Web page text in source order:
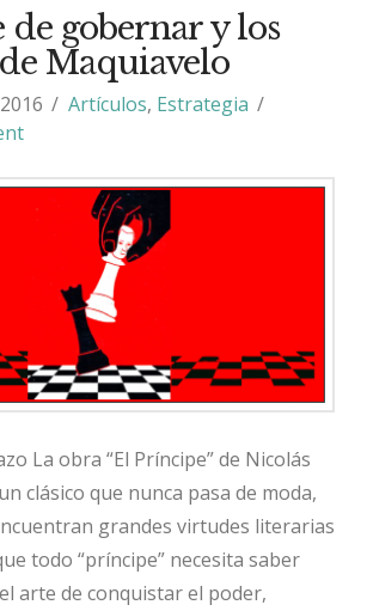
de gobernar y los
Maquiavelo
Artículos, Estrategia
La obra “El Príncipe” de Nicolás
clásico que nunca pasa de moda,
grandes virtudes literarias
todo “príncipe” necesita saber
arte de conquistar el poder,